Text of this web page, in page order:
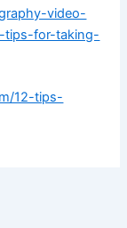
video-
tips-for-taking-
12-tips-